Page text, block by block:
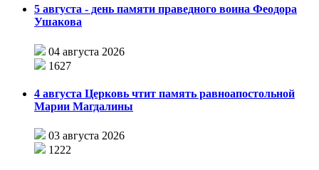
5 августа - день памяти праведного воина Феодора
Ушакова
04 августа 2026
1627
4 августа Церковь чтит память равноапостольной
Марии Магдалины
03 августа 2026
1222